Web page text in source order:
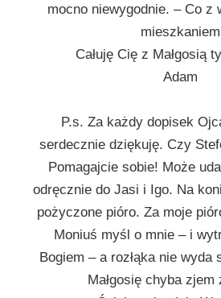
mocno niewygodnie. – Co z
mieszkaniem
Całuję Cię z Małgosią
Adam
P.s. Za każdy dopisek
serdecznie dziękuję. Czy
Pomagajcie sobie! Może
odręcznie do Jasi i Igo. Na
pożyczone pióro. Za moje
Moniuś myśl o mnie – i
Bogiem – a rozłąka nie wyda
Małgosię chyba zjem